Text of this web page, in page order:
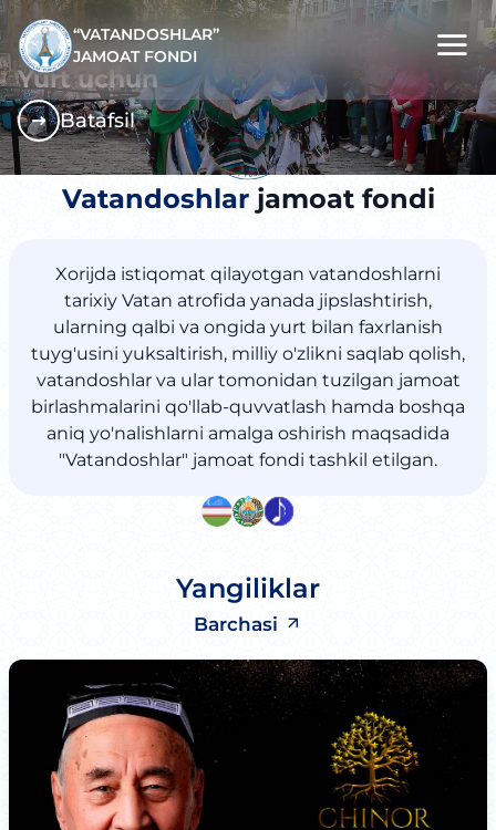
“VATANDOSHLAR”
JAMOAT FONDI
"Vatandoshlar" jamoat fondi -
Millat uchun
Batafsil
Vatandoshlar jamoat fondi
Xorijda istiqomat qilayotgan vatandoshlarni
tarixiy Vatan atrofida yanada jipslashtirish,
ularning qalbi va ongida yurt bilan faxrlanish
tuyg'usini yuksaltirish, milliy o'zlikni saqlab qolish,
vatandoshlar va ular tomonidan tuzilgan jamoat
birlashmalarini qo'llab-quvvatlash hamda boshqa
aniq yo'nalishlarni amalga oshirish maqsadida
"Vatandoshlar" jamoat fondi tashkil etilgan.
Yangiliklar
Barchasi